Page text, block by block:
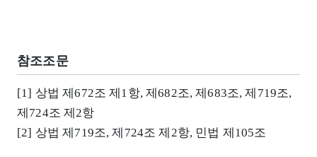
참조조문
[1] 상법 제672조 제1항, 제682조, 제683조, 제719조,
제724조 제2항
[2] 상법 제719조, 제724조 제2항, 민법 제105조